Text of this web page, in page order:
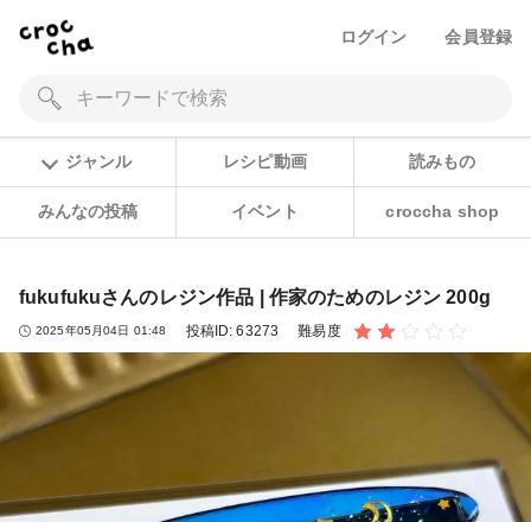
ログイン 会員登録
ジャンル レシピ動画 読みもの
みんなの投稿 イベント croccha shop
fukufukuさんのレジン作品 | 作家のためのレジン 200g
2025年05月04日 01:48 投稿ID:63273 難易度